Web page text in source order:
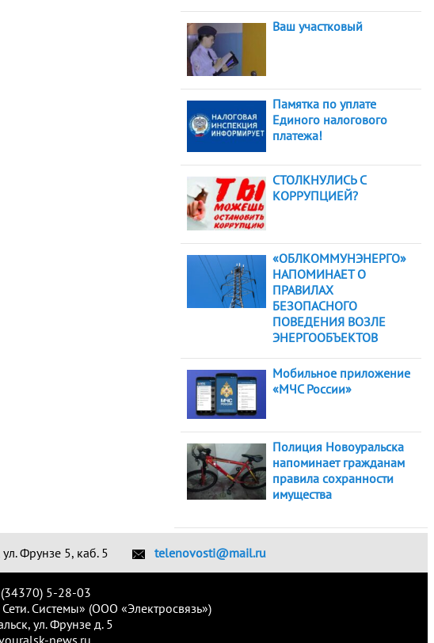
Ваш участковый
Памятка по уплате
Единого налогового
платежа!
СТОЛКНУЛИСЬ С
КОРРУПЦИЕЙ?
«ОБЛКОММУНЭНЕРГО»
НАПОМИНАЕТ О
ПРАВИЛАХ
БЕЗОПАСНОГО
ПОВЕДЕНИЯ ВОЗЛЕ
ЭНЕРГООБЪЕКТОВ
Мобильное приложение
«МЧС России»
Полиция Новоуральска
напоминает гражданам
правила сохранности
имущества
Фрунзе 5, каб. 5 telenovosti@mail.ru
(34370) 5-28-03
Системы» (ООО «Электросвязь»)
ул. Фрунзе д. 5